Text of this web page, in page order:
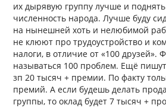
их дырявую группу лучше и
численность народа. Лучше буду
на нынешней хоть и нелюбимой
не клюют про трудоустройство и
налоги, в отличие от «100 друзей».
называться 100 проблем. Ещё
зп 20 тысяч + премии. По факту
премий. А если будешь делать
группы, то оклад будет 7 тысяч +